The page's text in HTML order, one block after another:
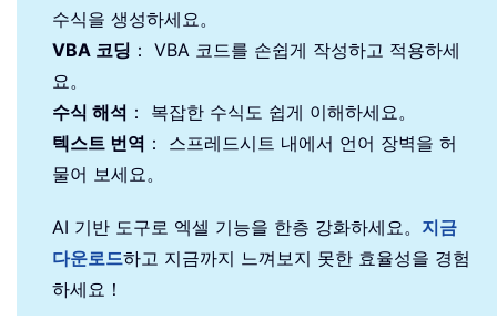
수식을 생성하세요。
VBA 코딩 ： VBA 코드를 손쉽게 작성하고 적용하세
요。
수식 해석 ： 복잡한 수식도 쉽게 이해하세요。
텍스트 번역 ： 스프레드시트 내에서 언어 장벽을 허
물어 보세요。
AI 기반 도구로 엑셀 기능을 한층 강화하세요。 지금
다운로드하고 지금까지 느껴보지 못한 효율성을 경험
하세요！